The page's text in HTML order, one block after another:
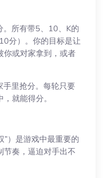
。所有带5、10、K的
分）。你的目标是让
你或对家拿到，或者
手里抢分。每轮只要
就能得分。
”）是游戏中最重要的
节奏，逼迫对手出不